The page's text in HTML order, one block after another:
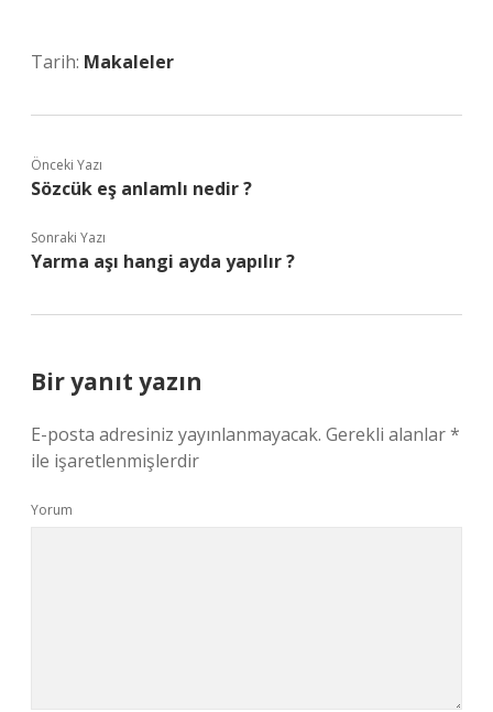
Tarih: Makaleler
Önceki Yazı
Sözcük eş anlamlı nedir ?
Sonraki Yazı
Yarma aşı hangi ayda yapılır ?
Bir yanıt yazın
E-posta adresiniz yayınlanmayacak. Gerekli alanlar*
ile işaretlenmişlerdir
Yorum